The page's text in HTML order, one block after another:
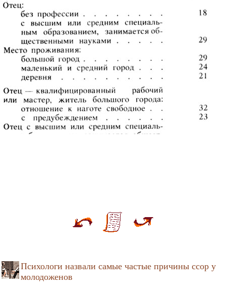
Психологи назвали самые частые причины ссор у
молодоженов